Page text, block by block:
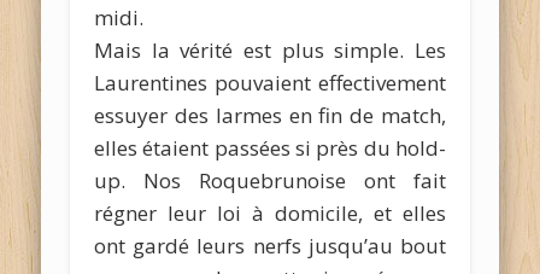
midi.
Mais la vérité est plus simple. Les
Laurentines pouvaient effectivement
essuyer des larmes en fin de match,
elles étaient passées si près du hold-
up. Nos Roquebrunoise ont fait
régner leur loi à domicile, et elles
ont gardé leurs nerfs jusqu’au bout